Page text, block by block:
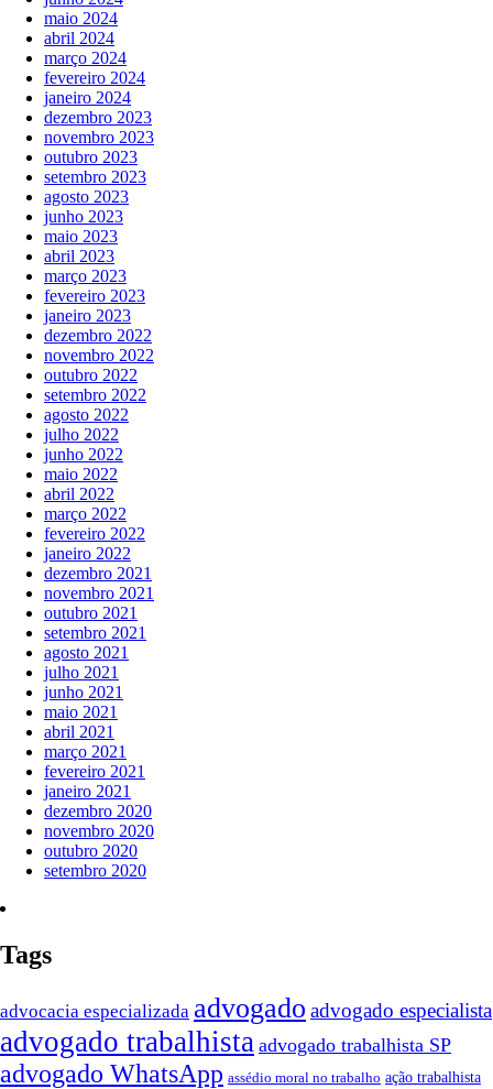
maio 2024
abril 2024
março 2024
fevereiro 2024
janeiro 2024
dezembro 2023
novembro 2023
outubro 2023
setembro 2023
agosto 2023
junho 2023
maio 2023
abril 2023
março 2023
fevereiro 2023
janeiro 2023
dezembro 2022
novembro 2022
outubro 2022
setembro 2022
agosto 2022
julho 2022
junho 2022
maio 2022
abril 2022
março 2022
fevereiro 2022
janeiro 2022
dezembro 2021
novembro 2021
outubro 2021
setembro 2021
agosto 2021
julho 2021
junho 2021
maio 2021
abril 2021
março 2021
fevereiro 2021
janeiro 2021
dezembro 2020
novembro 2020
outubro 2020
setembro 2020
Tags
advocacia especializada advogado advogado especialista
advogado trabalhista advogado trabalhista SP
advogado WhatsApp assédio moral no trabalho ação trabalhista